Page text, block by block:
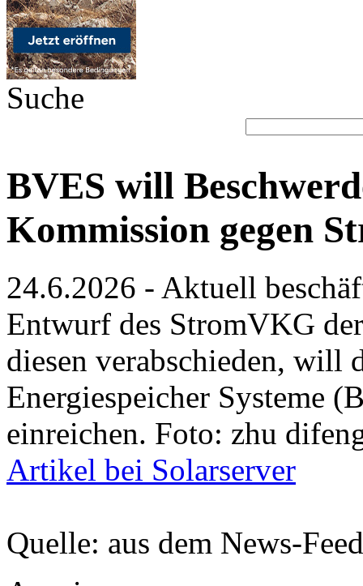
Suche
BVES will
Kommission gegen
24.6.2026 - Aktuell
Entwurf des StromVKG
diesen verabschieden, will
Energiespeicher Systeme
einreichen. Foto: zhu
Artikel bei Solarserver
Quelle: aus dem News-